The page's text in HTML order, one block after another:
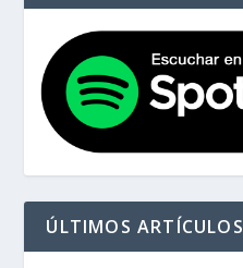
ÚLTIMOS ARTÍCULOS